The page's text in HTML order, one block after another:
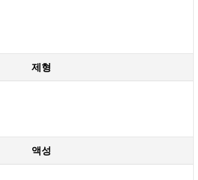
제형
액성